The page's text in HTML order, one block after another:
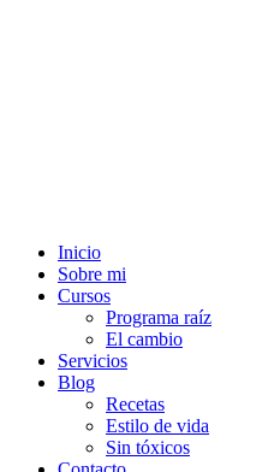
Inicio
Sobre mi
Cursos
Programa raíz
El cambio
Servicios
Blog
Recetas
Estilo de vida
Sin tóxicos